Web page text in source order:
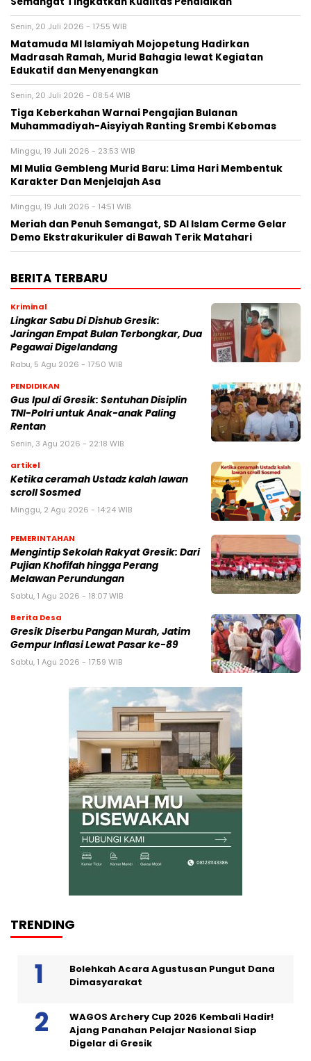
Senin, 20 Juli 2026 - 17:55 WIB
Matamuda MI Islamiyah Mojopetung Hadirkan
Madrasah Ramah, Murid Bahagia lewat Kegiatan
Edukatif dan Menyenangkan
Senin, 20 Juli 2026 - 08:54 WIB
Tiga Keberkahan Warnai Pengajian Bulanan
Muhammadiyah-Aisyiyah Ranting Srembi Kebomas
Minggu, 19 Juli 2026 - 23:53 WIB
MI Mulia Gembleng Murid Baru: Lima Hari Membentuk
Karakter Dan Menjelajah Asa
Minggu, 19 Juli 2026 - 14:51 WIB
Meriah dan Penuh Semangat, SD Al Islam Cerme Gelar
Demo Ekstrakurikuler di Bawah Terik Matahari
BERITA TERBARU
Kriminal
Lingkar Sabu Di Dishub Gresik:
Jaringan Empat Bulan Terbongkar, Dua
Pegawai Digelandang
Rabu, 5 Agu 2026 - 17:50 WIB
PENDIDIKAN
Gus Ipul di Gresik: Sentuhan Disiplin
TNI-Polri untuk Anak-anak Paling
Rentan
Senin, 3 Agu 2026 - 22:18 WIB
artikel
Ketika ceramah Ustadz kalah lawan
scroll Sosmed
Minggu, 2 Agu 2026 - 14:24 WIB
PEMERINTAHAN
Mengintip Sekolah Rakyat Gresik: Dari
Pujian Khofifah hingga Perang
Melawan Perundungan
Sabtu, 1 Agu 2026 - 18:07 WIB
Berita Desa
Gresik Diserbu Pangan Murah, Jatim
Gempur Inflasi Lewat Pasar ke-89
Sabtu, 1 Agu 2026 - 17:59 WIB
TRENDING
Bolehkah Acara Agustusan Pungut Dana
Dimasyarakat
WAGOS Archery Cup 2026 Kembali Hadir!
Ajang Panahan Pelajar Nasional Siap
Digelar di Gresik